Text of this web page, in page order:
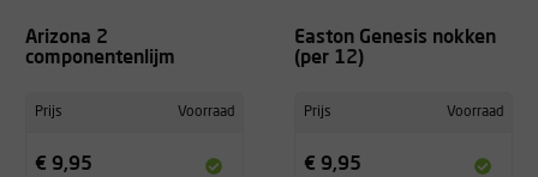
Arizona 2
componentenlijm
Prijs Voorraad
€ 9,95
Easton Genesis nokken
(per 12)
Prijs Voorraad
€ 9,95